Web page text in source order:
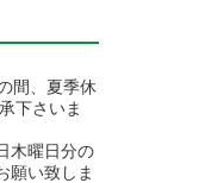
間、夏季休
下さいま
木曜日分の
願い致しま